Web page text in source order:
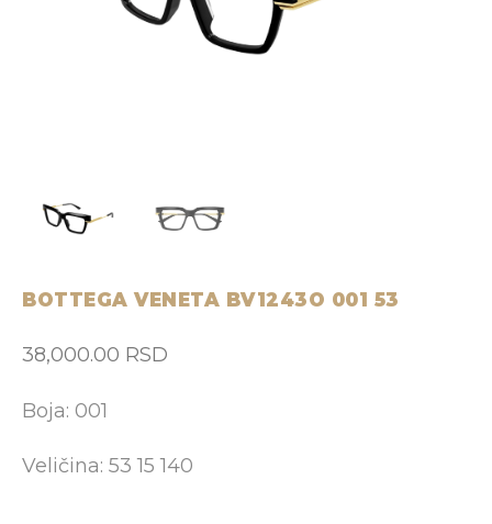
BOTTEGA VENETA BV1243O 001 53
38,000.00 RSD
Boja: 001
Veličina: 53 15 140